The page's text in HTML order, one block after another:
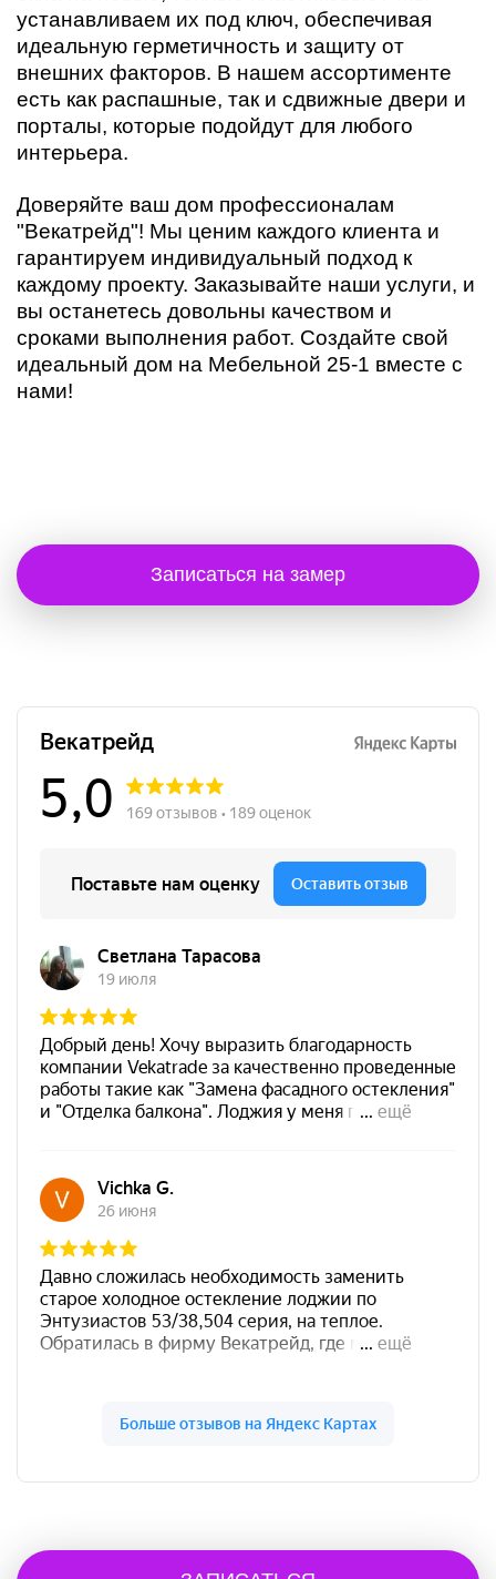
устанавливаем их под ключ, обеспечивая
идеальную герметичность и защиту от
внешних факторов. В нашем ассортименте
есть как распашные, так и сдвижные двери и
порталы, которые подойдут для любого
интерьера.
Доверяйте ваш дом профессионалам
"Векатрейд"! Мы ценим каждого клиента и
гарантируем индивидуальный подход к
каждому проекту. Заказывайте наши услуги, и
вы останетесь довольны качеством и
сроками выполнения работ. Создайте свой
идеальный дом на Мебельной 25-1 вместе с
нами!
Записаться на замер